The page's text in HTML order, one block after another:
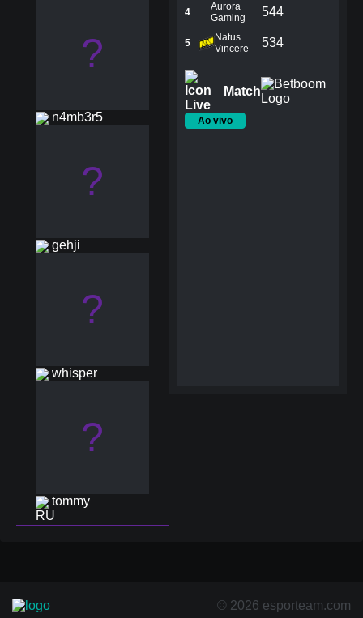
?
n4mb3r5
?
gehji
?
whisper
?
tommy
4
Aurora
Gaming
544
5
Natus
Vincere
534
Match
Ao vivo
© 2026 esporteam.com